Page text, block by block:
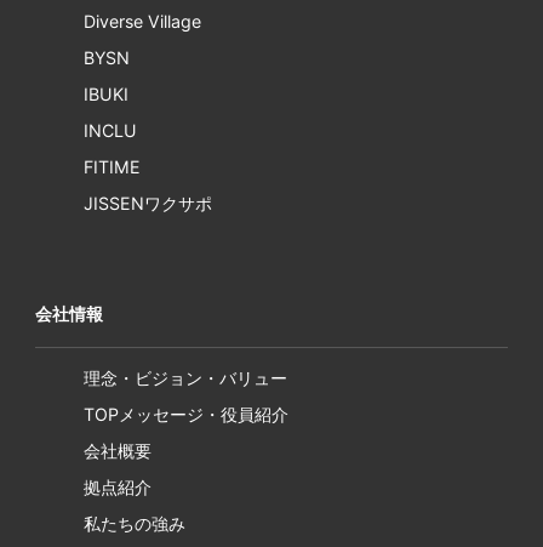
Diverse Village
BYSN
IBUKI
INCLU
FITIME
JISSENワクサポ
会社情報
理念・ビジョン・バリュー
TOPメッセージ・役員紹介
会社概要
拠点紹介
私たちの強み